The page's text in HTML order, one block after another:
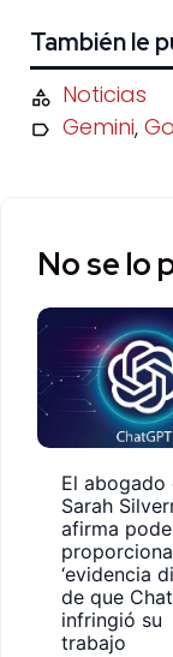
También le
Noticias
Gemini,
No se lo
El abogado
Sarah
afirma
‘evidencia
de que
infringió su
trabajo